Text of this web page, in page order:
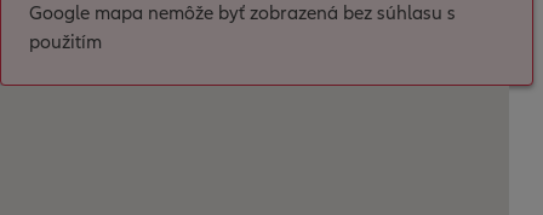
Google mapa nemôže byť zobrazená bez súhlasu s
použitím